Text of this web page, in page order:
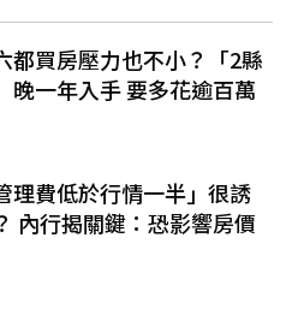
都買房壓力也不小？「2縣
晚一年入手 要多花逾百萬
理費低於行情一半」很誘
內行揭關鍵：恐影響房價